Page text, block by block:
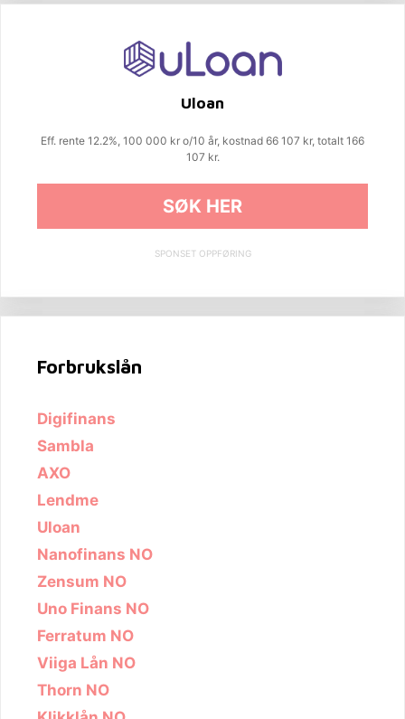
Uloan
Eff. rente 12.2%, 100 000 kr o/10 år, kostnad 66 107 kr, totalt 166
107 kr.
SØK HER
SPONSET OPPFØRING
Forbrukslån
Digifinans
Sambla
AXO
Lendme
Uloan
Nanofinans NO
Zensum NO
Uno Finans NO
Ferratum NO
Viiga Lån NO
Thorn NO